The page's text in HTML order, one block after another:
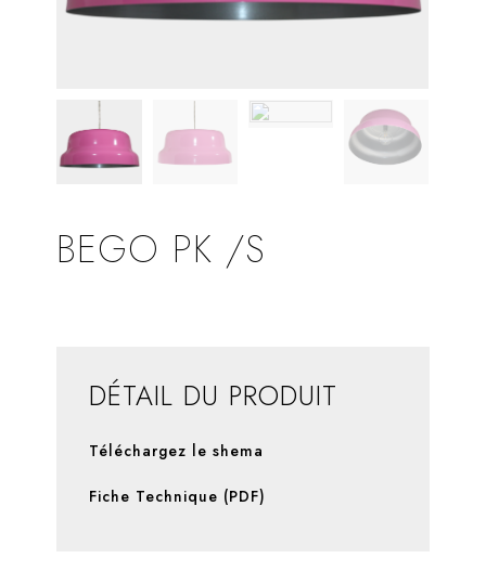
BEGO PK /S
DÉTAIL DU PRODUIT
Téléchargez le shema
Fiche Technique (PDF)